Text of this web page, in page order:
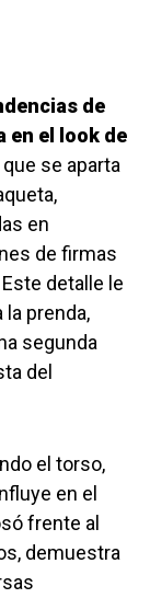
de
en el look de
se aparta
en
de firmas
detalle le
prenda,
segunda
del
el torso,
en el
frente al
demuestra